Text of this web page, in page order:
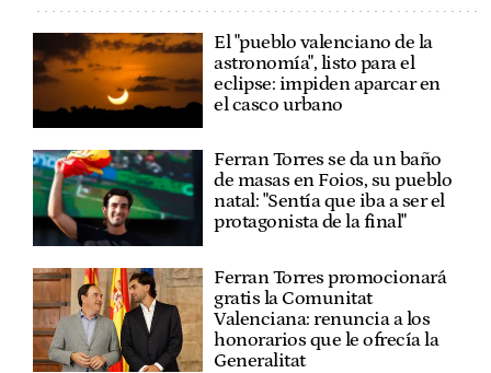
El "pueblo valenciano de la
astronomía", listo para el
eclipse: impiden aparcar en
el casco urbano
Ferran Torres se da un baño
de masas en Foios, su pueblo
natal: "Sentía que iba a ser el
protagonista de la final"
Ferran Torres promocionará
gratis la Comunitat
Valenciana: renuncia a los
honorarios que le ofrecía la
Generalitat